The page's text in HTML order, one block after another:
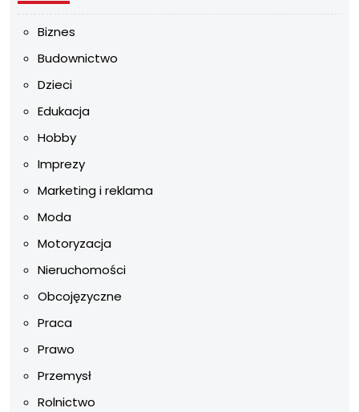
Biznes
Budownictwo
Dzieci
Edukacja
Hobby
Imprezy
Marketing i reklama
Moda
Motoryzacja
Nieruchomości
Obcojęzyczne
Praca
Prawo
Przemysł
Rolnictwo